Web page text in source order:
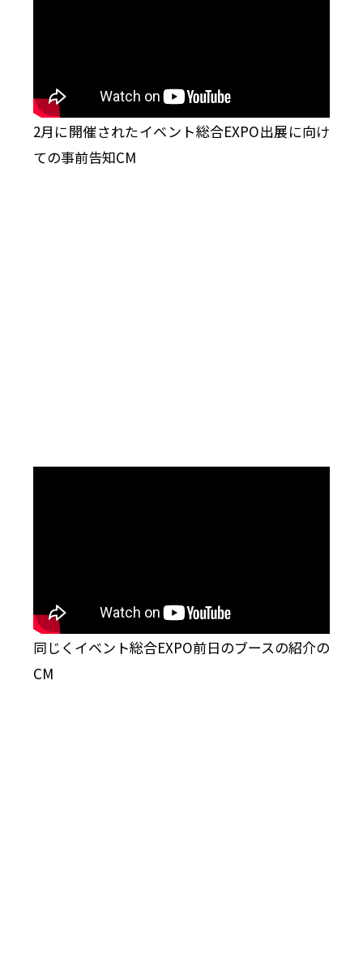
2月に開催されたイベント総合EXPO出展に向け
ての事前告知CM
同じくイベント総合EXPO前日のブースの紹介の
CM